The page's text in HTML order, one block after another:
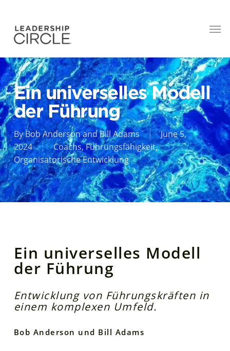
Ein universelles Modell
der Führung
ByBob Anderson and Bill Adams
June 5,
2024
Coachs,Führungsfähigkeit,
Organisatorische Entwicklung
Ein universelles Modell
der Führung
Entwicklung von Führungskräften in
einem komplexen Umfeld.
Bob Anderson und Bill Adams